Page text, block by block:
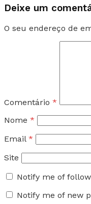
Deixe um
O seu endereço de
Comentário *
Nome *
Email *
Site
Notify me of
Notify me of new